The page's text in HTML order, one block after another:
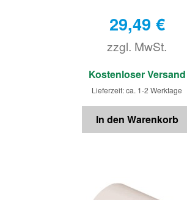
29,49 €
zzgl. MwSt.
€
Kostenloser Versand
Lieferzeit: ca. 1-2 Werktage
In den Warenkorb